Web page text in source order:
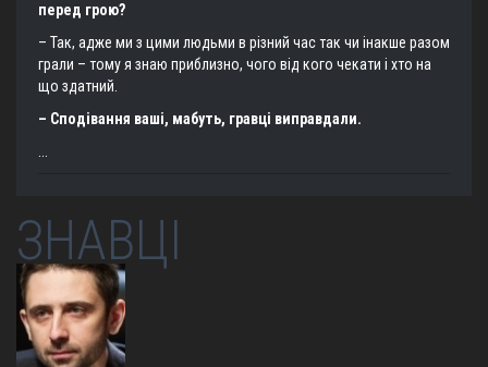
перед грою?
– Так, адже ми з цими людьми в різний час так чи інакше разом
грали – тому я знаю приблизно, чого від кого чекати і хто на
що здатний.
– Сподівання ваші, мабуть, гравці виправдали.
ЗНАВЦІ